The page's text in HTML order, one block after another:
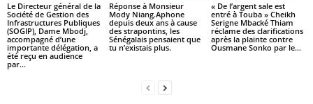
Le Directeur général de la
Société de Gestion des
Infrastructures Publiques
(SOGIP), Dame Mbodj,
accompagné d’une
importante délégation, a
été reçu en audience
par...
Réponse à Monsieur
Mody Niang.Aphone
depuis deux ans à cause
des strapontins, les
Sénégalais pensaient que
tu n’existais plus.
« De l’argent sale est
entré à Touba » Cheikh
Serigne Mbacké Thiam
réclame des clarifications
après la plainte contre
Ousmane Sonko par le...